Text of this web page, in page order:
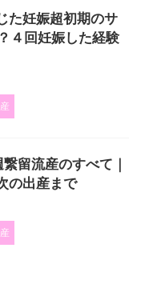
た妊娠超初期のサ
４回妊娠した経験
留流産のすべて｜
の出産まで